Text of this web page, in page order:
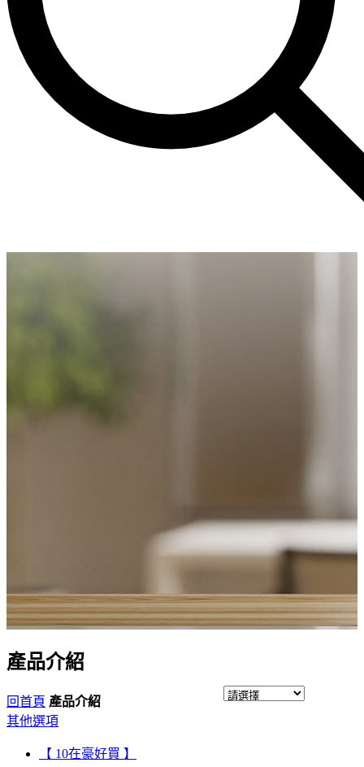
產品介紹
回首頁 產品介紹
其他選項
【 10在豪好買 】